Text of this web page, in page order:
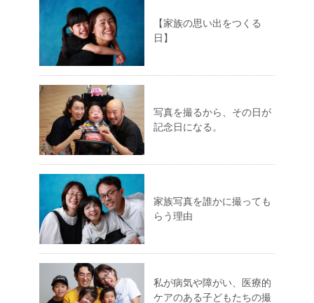
【家族の思い出をつくる
日】
写真を撮るから、その日が
記念日になる。
家族写真を誰かに撮っても
らう理由
私が病気や障がい、医療的
ケアのある子どもたちの撮